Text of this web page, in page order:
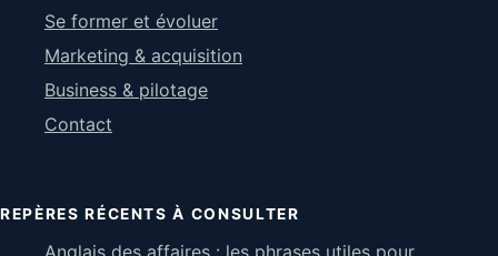
Se former et évoluer
Marketing & acquisition
Business & pilotage
Contact
REPÈRES RÉCENTS À CONSULTER
Anglais des affaires : les phrases utiles pour